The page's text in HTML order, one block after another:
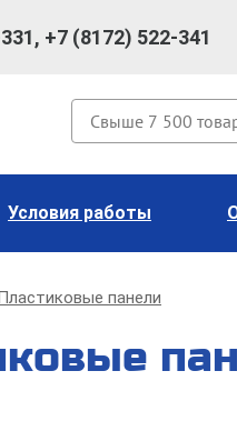
+7 (8172) 522-341
Поиск
Условия работы
панели